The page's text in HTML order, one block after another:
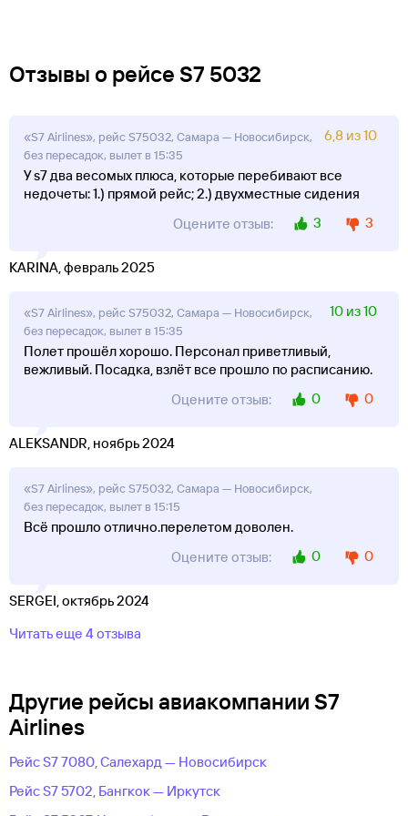
Отзывы о рейсе S7 5032
«S7 Airlines», рейс S75032, Самара — Новосибирск,
без пересадок, вылет в 15:35
6,8 из 10
У s7 два весомых плюса, которые перебивают все
недочеты: 1.) прямой рейс; 2.) двухместные сидения
Оцените отзыв:
3 3
KARINA, февраль 2025
«S7 Airlines», рейс S75032, Самара — Новосибирск,
без пересадок, вылет в 15:35
10 из 10
Полет прошёл хорошо. Персонал приветливый,
вежливый. Посадка, взлёт все прошло по расписанию.
Оцените отзыв:
0 0
ALEKSANDR, ноябрь 2024
«S7 Airlines», рейс S75032, Самара — Новосибирск,
без пересадок, вылет в 15:15
Всё прошло отлично.перелетом доволен.
Оцените отзыв:
0 0
SERGEI, октябрь 2024
Читать еще 4 отзыва
Другие рейсы авиакомпании S7
Airlines
Рейс S7 7080, Салехард — Новосибирск
Рейс S7 5702, Бангкок — Иркутск